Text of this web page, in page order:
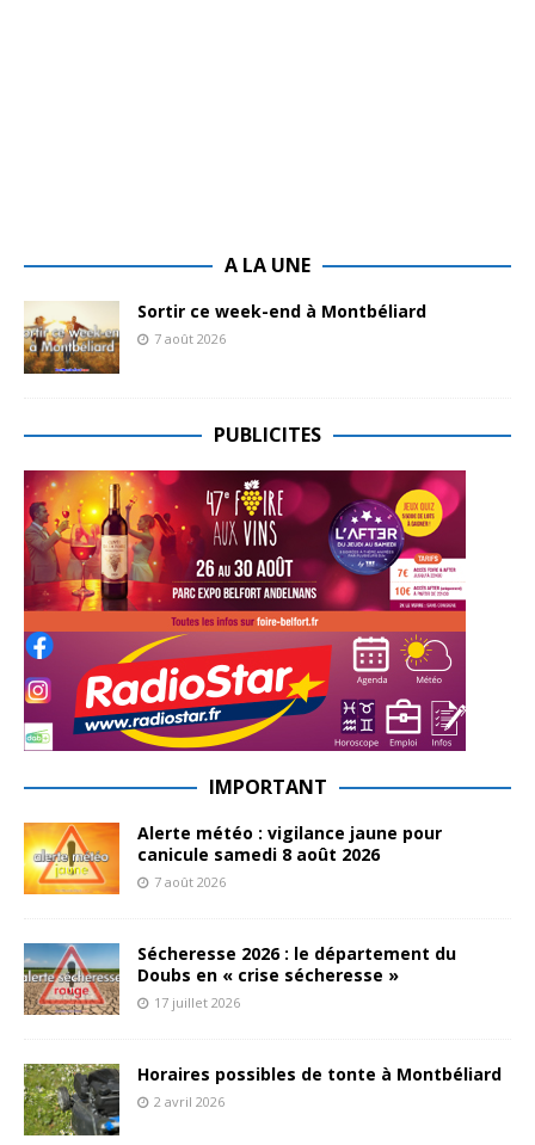
A LA UNE
Sortir ce week-end à Montbéliard
7 août 2026
PUBLICITES
IMPORTANT
Alerte météo : vigilance jaune pour
canicule samedi 8 août 2026
7 août 2026
Sécheresse 2026 : le département du
Doubs en « crise sécheresse »
17 juillet 2026
Horaires possibles de tonte à Montbéliard
2 avril 2026